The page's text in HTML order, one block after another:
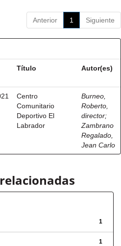
Anterior 1 Siguiente
Título Autor(es)
Centro
Comunitario
Deportivo El
Labrador
Burneo,
Roberto,
director;
Zambrano
Regalado,
Jean Carlo
1
1